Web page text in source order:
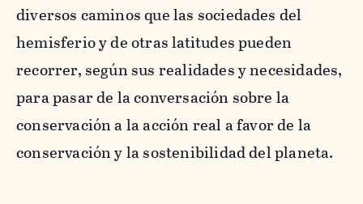
diversos caminos que las sociedades del
hemisferio y de otras latitudes pueden
recorrer, según sus realidades y necesidades,
para pasar de la conversación sobre la
conservación a la acción real a favor de la
conservación y la sostenibilidad del planeta.